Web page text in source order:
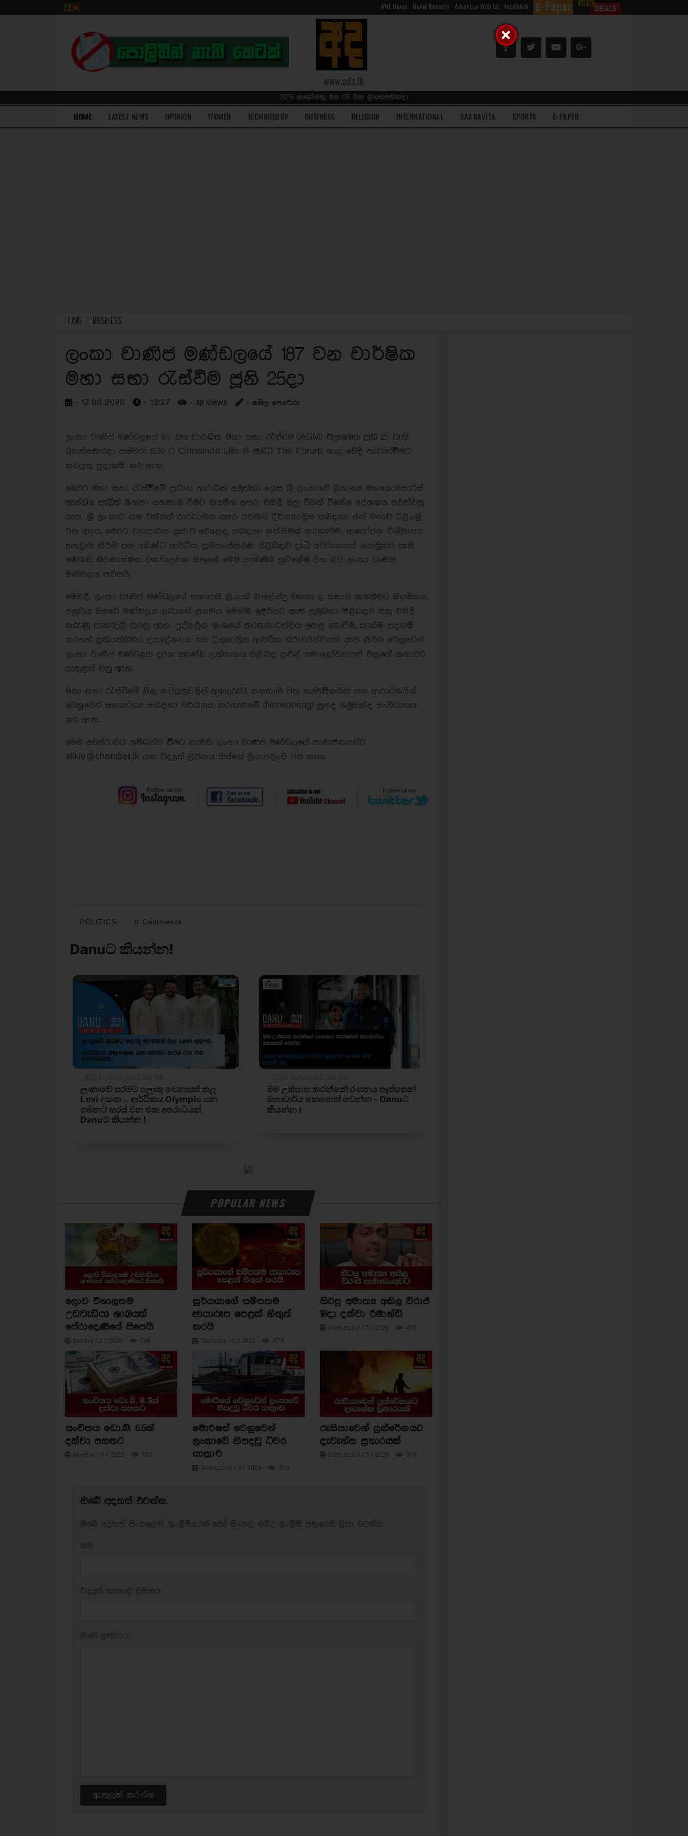
WNL Home Home Delivery Advertise With Us Feedback
www.ada.lk
2026 අගෝස්තු මස 06 වන බ්‍රහස්පතින්දා
HOME(current)LATEST NEWS OPINION WOMEN TECHNOLOGY BUSINESS RELIGION INTERNATIONAL SAARAVITA SPORTS E-PAPER
HOME BUSINESS
ලංකා වාණිජ මණ්ඩලයේ 187 වන වාර්ෂික
මහා සභා රැස්වීම ජූනි 25දා
- 17 06 2026 - 13:27 - 38 views - ෂමිල පෙරේරා
ලංකා වාණිජ මණ්ඩලයේ 187 වන වාර්ෂික මහා සභා රැස්වීම (AGM) එලැඹෙන ජූනි 25 වැනි
බ්‍රහස්පතින්දා පස්වරු 5.30 ට Cinnamon Life හි පිහිටි The Forum ශාලාවේදී පැවැත්වීමට
කටයුතු සූදානම් කර ඇත.
මෙවර මහා සභා රැස්වීමේ ප්‍රධාන ආරාධිත අමුත්තා ලෙස ශ්‍රී ලංකාවේ බ්‍රිතාන්‍ය මහකොමසාරිස්
ඇන්ඩෲ පැට්‍රික් මහතා සහභාගී වීමට නියමිත අතර, එහිදී ඔහු විසින් විශේෂ දේශනය පවත්වනු
ඇත. ශ්‍රී ලංකාව සහ එක්සත් රාජධානිය අතර පවතින දීර්ඝකාලීන සබඳතා මින් මනාව පිළිබිඹු
වන අතර, මෙරට ව්‍යාපාරික ප්‍රජාව වෙළෙඳ සබඳතා ශක්තිමත් කරගැනීම, ආයෝජක විශ්වාසය
තහවුරු කිරීම සහ අඛණ්ඩ ආර්ථික ප්‍රතිසංස්කරණ පිළිබඳව දැඩි අවධානයක් යොමුකර ඇති
මෙවැනි තීරණාත්මක වකවානුවක ඔහුගේ මෙම පැමිණීම සුවිශේෂී වන බව ලංකා වාණිජ
මණ්ඩලය පවසයි.
මෙහිදී, ලංකා වාණිජ මණ්ඩලයේ සභාපති ක්‍රිෂාන් බාලේන්ද්‍ර මහතා ද සභාව ඇමතීමට නියමිතය.
පසුගිය වසරේ මණ්ඩලය ලබාගත් ප්‍රගතිය මෙන්ම, ඉදිරියට ඇති ප්‍රමුඛතා පිළිබඳව ඔහු එහිදී
කරුණු පැහැදිලි කරනු ඇත. පුද්ගලික අංශයේ තරඟකාරීත්වය ඉහළ නැංවීම, සාක්ෂි පදනම්
කරගත් ප්‍රතිපත්තිමය උපදේශනය සහ දිගුකාලීන ආර්ථික ස්ථාවරත්වයක් ඇති කිරීම වෙනුවෙන්
ලංකා වාණිජ මණ්ඩලය දරන අඛණ්ඩ උත්සාහය පිළිබඳ පුළුල් සමාලෝචනයක් ඔහුගේ කතාවට
ඇතුළත් වනු ඇත.
මහා සභා රැස්වීමේ නිල කටයුතුවලින් අනතුරුව, සහභාගී වන සාමාජිකයින් සහ ආරාධිතයින්
වෙනුවෙන් අන්‍යෝන්‍ය සබඳතා වර්ධනය කරගැනීමේ (Networking) සුහද හමුවක්ද සංවිධානය
කර ඇත.
මෙම අවස්ථාවට සම්බන්ධ වීමට කැමති ලංකා වාණිජ මණ්ඩලයේ සාමාජිකයන්ට
alikie@chamber.lk යන විද්‍යුත් ලිපිනය ඔස්සේ ලියාපදිංචි විය හැක.
POLITICS 0 Comments
POPULAR NEWS
ලොව විශාලතම
උඩවැඩියා ශාඛයක්
පේරාදෙණියේ පිපෙයි
Sunday / 2 / 2026 548
සූර්යයාගේ සමීපතම
ඡායාරූප පෙළක් නිකුත්
කරයි
Thursday / 6 / 2026 473
හිටපු අමාත්‍ය අකිල විරාජ්
18දා දක්වා රිමාන්ඩ්
Wednesday / 5 / 2026 455
සංචිතය ඩො.බි. 6.5ක්
දක්වා පහතට
Monday / 3 / 2026 337
මොරිෂස් වෙනුවෙන්
ලංකාවේ නිපදවූ ධීවර
යාත්‍රාව
Wednesday / 5 / 2026 319
රුසියාවෙන් යුක්රේනයට
දැවැන්ත ප්‍රහාරයක්
Wednesday / 5 / 2026 318
ඔබේ අදහස් එවන්න.
ඇතුලත් කරන්න